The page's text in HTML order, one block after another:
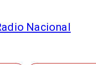
Nacional